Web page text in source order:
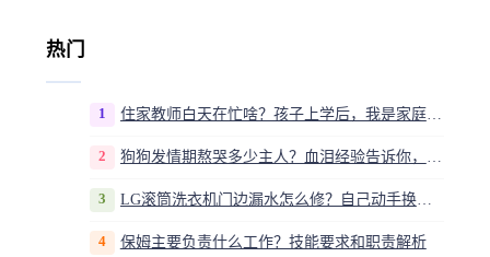
热门
1 住家教师白天在忙啥？孩子上学后，我是家庭运营官
2
3 LG滚筒洗衣机门边漏水怎么修？自己动手换密封圈教程视频
4 保姆主要负责什么工作？技能要求和职责解析